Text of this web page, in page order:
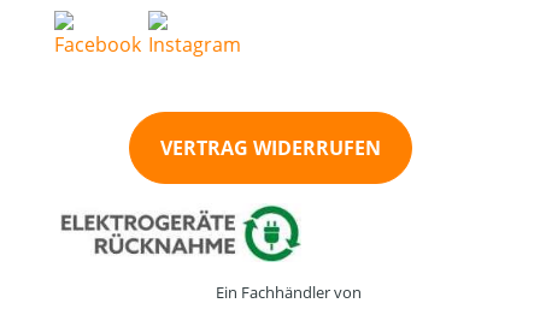
VERTRAG WIDERRUFEN
Ein Fachhändler von